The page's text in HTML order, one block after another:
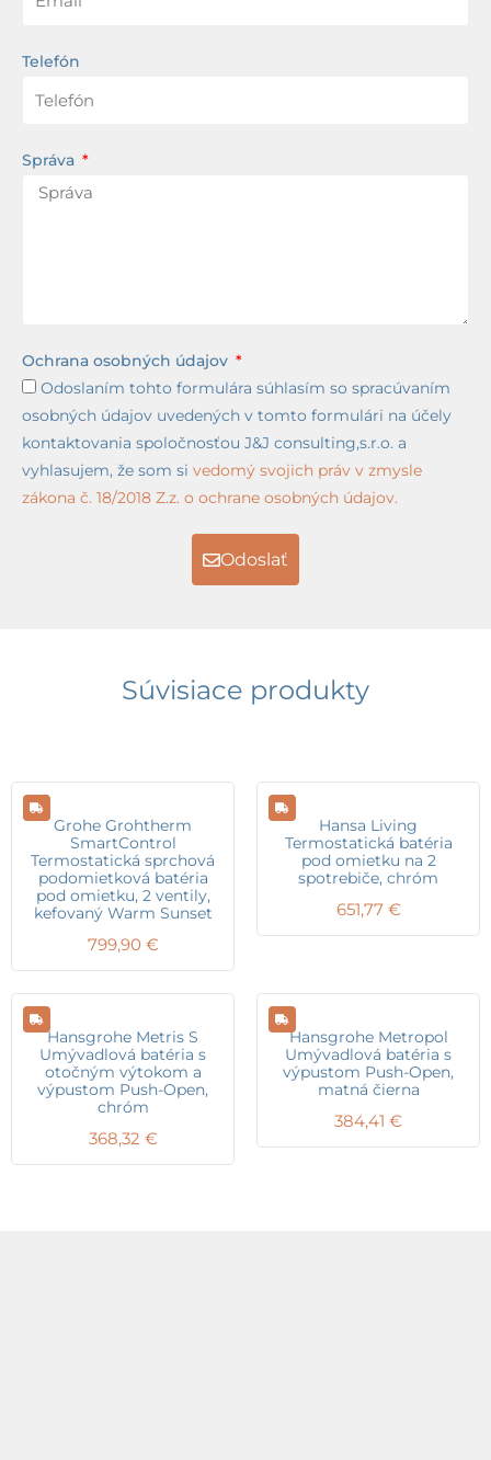
Telefón
Správa
Ochrana osobných údajov
Odoslaním tohto formulára súhlasím so spracúvaním
osobných údajov uvedených v tomto formulári na účely
kontaktovania spoločnosťou J&J consulting,s.r.o. a
vyhlasujem, že som si vedomý svojich práv v zmysle
zákona č. 18/2018 Z.z. o ochrane osobných údajov.
Odoslať
Súvisiace produkty
Grohe Grohtherm
SmartControl
Termostatická sprchová
podomietková batéria
pod omietku, 2 ventily,
kefovaný Warm Sunset
799,90 €
Hansa Living
Termostatická batéria
pod omietku na 2
spotrebiče, chróm
651,77 €
Hansgrohe Metris S
Umývadlová batéria s
otočným výtokom a
výpustom Push-Open,
chróm
368,32 €
Hansgrohe Metropol
Umývadlová batéria s
výpustom Push-Open,
matná čierna
384,41 €